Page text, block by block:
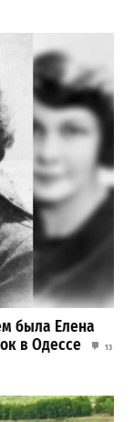
была Елена
в Одессе
13